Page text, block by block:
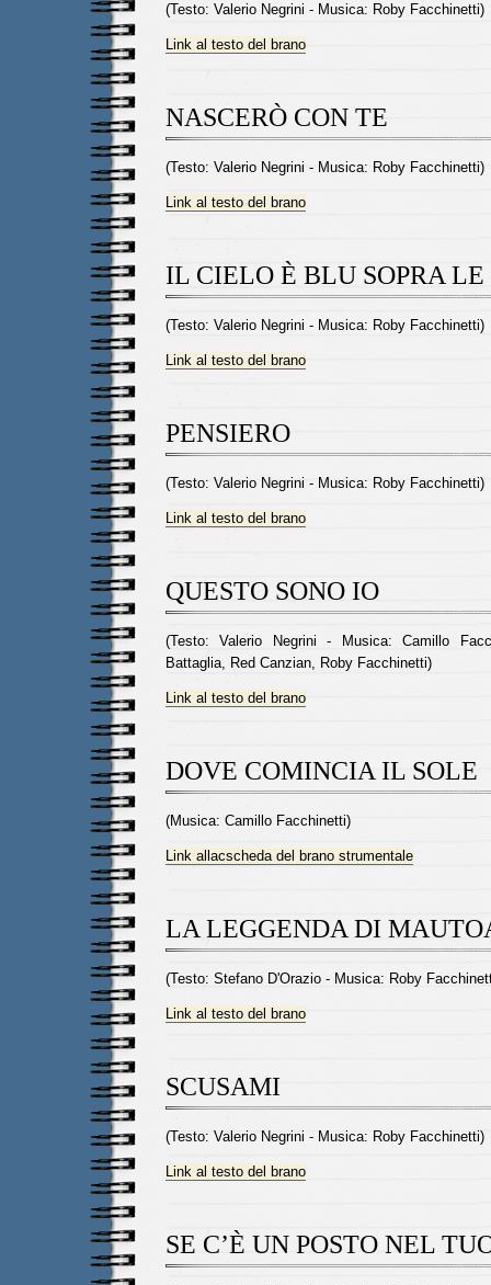
(Testo: Valerio Negrini - Musica: Roby Facchinetti)
Link al testo del brano
NASCERÒ CON TE
(Testo: Valerio Negrini - Musica: Roby Facchinetti)
Link al testo del brano
IL CIELO È BLU SOPRA
(Testo: Valerio Negrini - Musica: Roby Facchinetti)
Link al testo del brano
PENSIERO
(Testo: Valerio Negrini - Musica: Roby Facchinetti)
Link al testo del brano
QUESTO SONO IO
(Testo: Valerio Negrini - Musica: Camillo
Battaglia, Red Canzian, Roby Facchinetti)
Link al testo del brano
DOVE COMINCIA IL SOLE
(Musica: Camillo Facchinetti)
Link allacscheda del brano strumentale
LA LEGGENDA DI
(Testo: Stefano D'Orazio - Musica: Roby
Link al testo del brano
SCUSAMI
(Testo: Valerio Negrini - Musica: Roby Facchinetti)
Link al testo del brano
SE C’È UN POSTO NEL